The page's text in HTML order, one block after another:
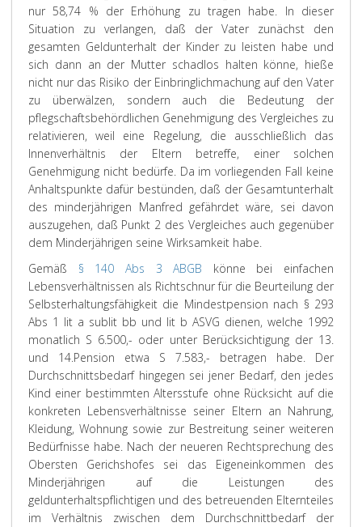
nur 58,74 % der Erhöhung zu tragen habe. In dieser
Situation zu verlangen, daß der Vater zunächst den
gesamten Geldunterhalt der Kinder zu leisten habe und
sich dann an der Mutter schadlos halten könne, hieße
nicht nur das Risiko der Einbringlichmachung auf den Vater
zu überwälzen, sondern auch die Bedeutung der
pflegschaftsbehördlichen Genehmigung des Vergleiches zu
relativieren, weil eine Regelung, die ausschließlich das
Innenverhältnis der Eltern betreffe, einer solchen
Genehmigung nicht bedürfe. Da im vorliegenden Fall keine
Anhaltspunkte dafür bestünden, daß der Gesamtunterhalt
des minderjährigen Manfred gefährdet wäre, sei davon
auszugehen, daß Punkt 2 des Vergleiches auch gegenüber
dem Minderjährigen seine Wirksamkeit habe.
Gemäß § 140 Abs 3 ABGB könne bei einfachen
Lebensverhältnissen als Richtschnur für die Beurteilung der
Selbsterhaltungsfähigkeit die Mindestpension nach § 293
Abs 1 lit a sublit bb und lit b ASVG dienen, welche 1992
monatlich S 6.500,- oder unter Berücksichtigung der 13.
und 14.Pension etwa S 7.583,- betragen habe. Der
Durchschnittsbedarf hingegen sei jener Bedarf, den jedes
Kind einer bestimmten Altersstufe ohne Rücksicht auf die
konkreten Lebensverhältnisse seiner Eltern an Nahrung,
Kleidung, Wohnung sowie zur Bestreitung seiner weiteren
Bedürfnisse habe. Nach der neueren Rechtsprechung des
Obersten Gerichshofes sei das Eigeneinkommen des
Minderjährigen auf die Leistungen des
geldunterhaltspflichtigen und des betreuenden Elternteiles
im Verhältnis zwischen dem Durchschnittbedarf der